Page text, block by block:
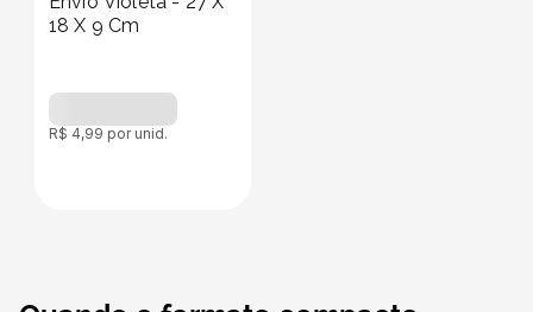
18 X 9 Cm
R$ 4,99 por unid.